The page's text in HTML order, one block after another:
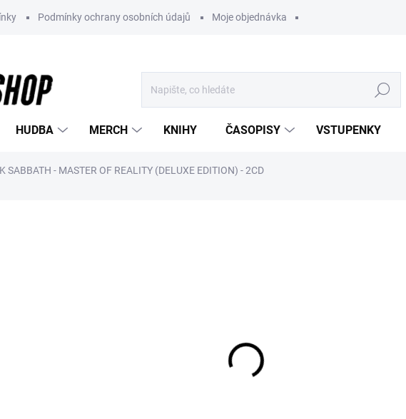
Podmínky ochrany osobních údajů Moje objednávka
Hledat
HUDBA MERCH KNIHY ČASOPISY VSTUPENKY
SABBATH - MASTER OF REALITY (DELUXE EDITION) - 2CD